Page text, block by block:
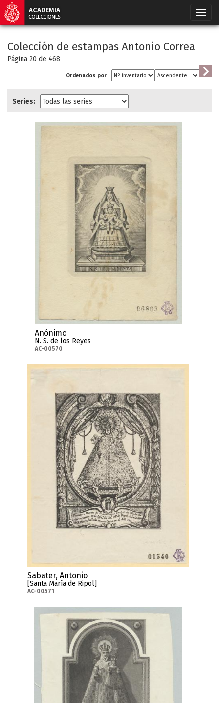
Colección de estampas Antonio Correa
Página 20 de 468
Ordenados por
Series:
Anónimo
N. S. de los Reyes
AC-00570
Sabater, Antonio
[Santa María de Ripol]
AC-00571